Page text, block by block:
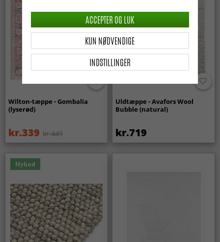
Wilton-tæppe - Gombalia
(lyserød)
kr.339 kr.449
Uldtæppe - Avafors Wool
Bubble (natural)
kr.719
Nyhed
INDSTILLINGER
KUN NØDVENDIGE
ACCEPTER OG LUK